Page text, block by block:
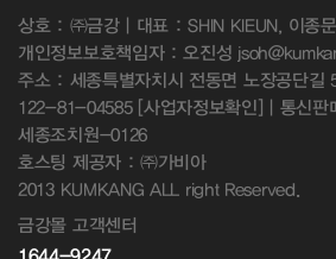
상호 : ㈜금강 | 대표 : SHIN KIEUN, 이종
개인정보보호책임자 : 오진성
주소 : 세종특별자치시 전동면 노장공단길
122-81-04585 [사업자정보확인] | 통신
세종조치원-0126
호스팅 제공자 : ㈜가비아
2013 KUMKANG ALL right Reserved.
금강몰 고객센터
1644-9247